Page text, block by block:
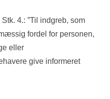
4.: ”Til indgreb, som
fordel for personen,
eller
give informeret